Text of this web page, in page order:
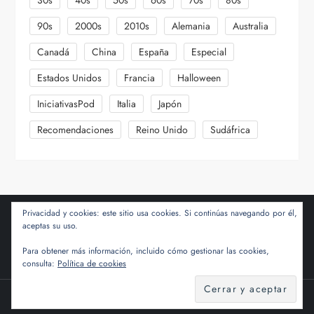
90s
2000s 2010s Alemania
Australia
Canadá
China España
Especial
Estados Unidos
Francia
Halloween
IniciativasPod
Italia
Japón
Recomendaciones
Reino Unido Sudáfrica
Privacidad y cookies: este sitio usa cookies. Si continúas navegando por él,
aceptas su uso.
Para obtener más información, incluido cómo gestionar las cookies,
consulta: Política de cookies
Kantipur Themes